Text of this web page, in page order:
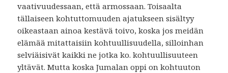
vaativuudessaan, että armossaan. Toisaalta
tällaiseen kohtuttomuuden ajatukseen sisältyy
oikeastaan ainoa kestävä toivo, koska jos meidän
elämää mitattaisiin kohtuullisuudella, silloinhan
selviäisivät kaikki ne jotka ko. kohtuullisuuteen
yltävät. Mutta koska Jumalan oppi on kohtuuton